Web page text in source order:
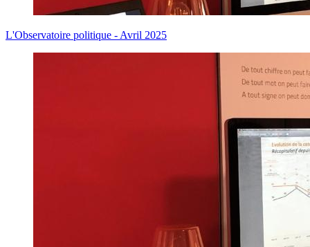
L'Observatoire politique - Avril 2025